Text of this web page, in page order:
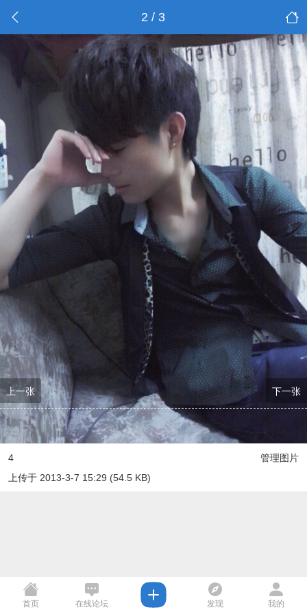
2 / 3
上一张 下一张
管理图片
4
上传于 2013-3-7 15:29 (54.5 KB)
首页 在线论坛 发现 我的